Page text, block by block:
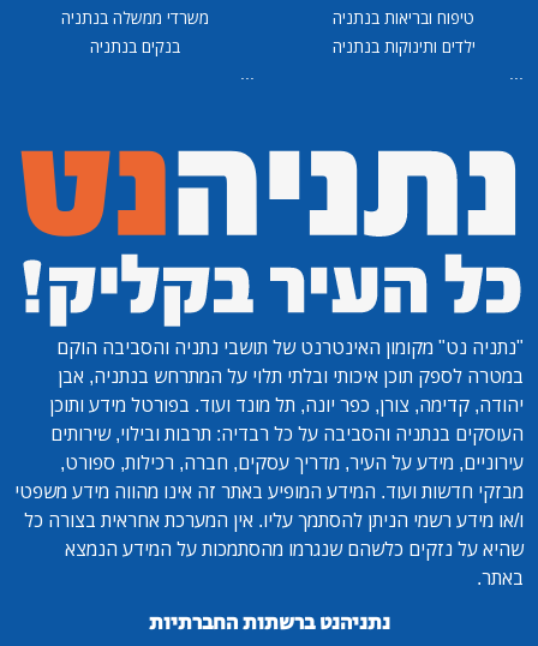
טיפוח ובריאות בנתניה
ילדים ותינוקות בנתניה
...
משרדי ממשלה בנתניה
בנקים בנתניה
...
"נתניה נט" מקומון האינטרנט של תושבי נתניה והסביבה הוקם
במטרה לספק תוכן איכותי ובלתי תלוי על המתרחש בנתניה, אבן
יהודה, קדימה, צורן, כפר יונה, תל מונד ועוד. בפורטל מידע ותוכן
העוסקים בנתניה והסביבה על כל רבדיה: תרבות ובילוי, שירותים
עירוניים, מידע על העיר, מדריך עסקים, חברה, רכילות, ספורט,
מבזקי חדשות ועוד. המידע המופיע באתר זה אינו מהווה מידע משפטי
ו/או מידע רשמי הניתן להסתמך עליו. אין המערכת אחראית בצורה כל
שהיא על נזקים כלשהם שנגרמו מהסתמכות על המידע הנמצא
באתר.
נתניהנט ברשתות החברתיות